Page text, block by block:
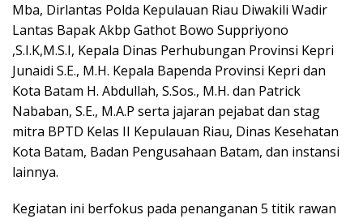
Mba, Dirlantas Polda Kepulauan Riau Diwakili Wadir
Lantas Bapak Akbp Gathot Bowo Suppriyono
,S.I.K,M.S.I, Kepala Dinas Perhubungan Provinsi Kepri
Junaidi S.E., M.H. Kepala Bapenda Provinsi Kepri dan
Kota Batam H. Abdullah, S.Sos., M.H. dan Patrick
Nababan, S.E., M.A.P serta jajaran pejabat dan stag
mitra BPTD Kelas II Kepulauan Riau, Dinas Kesehatan
Kota Batam, Badan Pengusahaan Batam, dan instansi
lainnya.
Kegiatan ini berfokus pada penanganan 5 titik rawan